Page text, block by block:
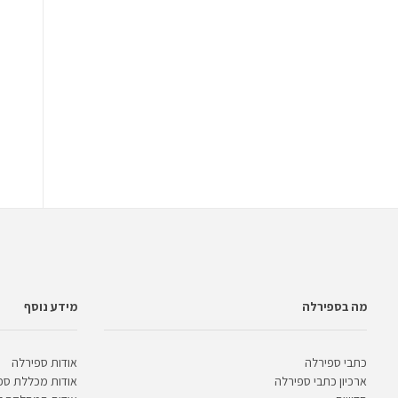
מידע נוסף
אודות ספירלה
אודות מכללת
מה בספירלה
כתבי ספירלה
ארכיון כתבי ספירלה